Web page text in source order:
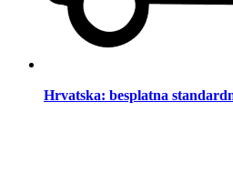
Hrvatska: besplatna